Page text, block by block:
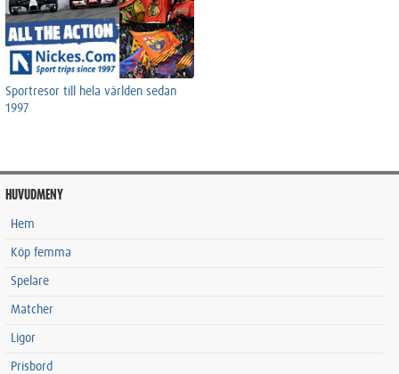
Sportresor till hela världen sedan
1997
HUVUDMENY
Hem
Köp femma
Spelare
Matcher
Ligor
Prisbord